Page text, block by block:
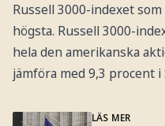
Russell 3000-indexet
högsta. Russell 3000-
hela den amerikanska
jämföra med 9,3 procent i
LÄS MER